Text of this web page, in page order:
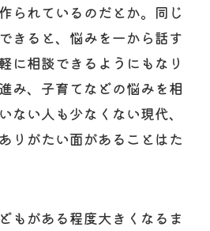
られているのだとか。同じ
きると、悩みを一から話す
に相談できるようにもなり
み、子育てなどの悩みを相
ない人も少なくない現代、
りがたい面があることはた
もがある程度大きくなるま